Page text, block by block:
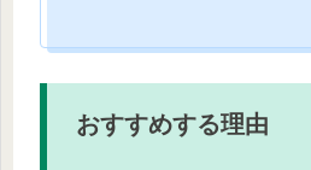
おすすめする理由